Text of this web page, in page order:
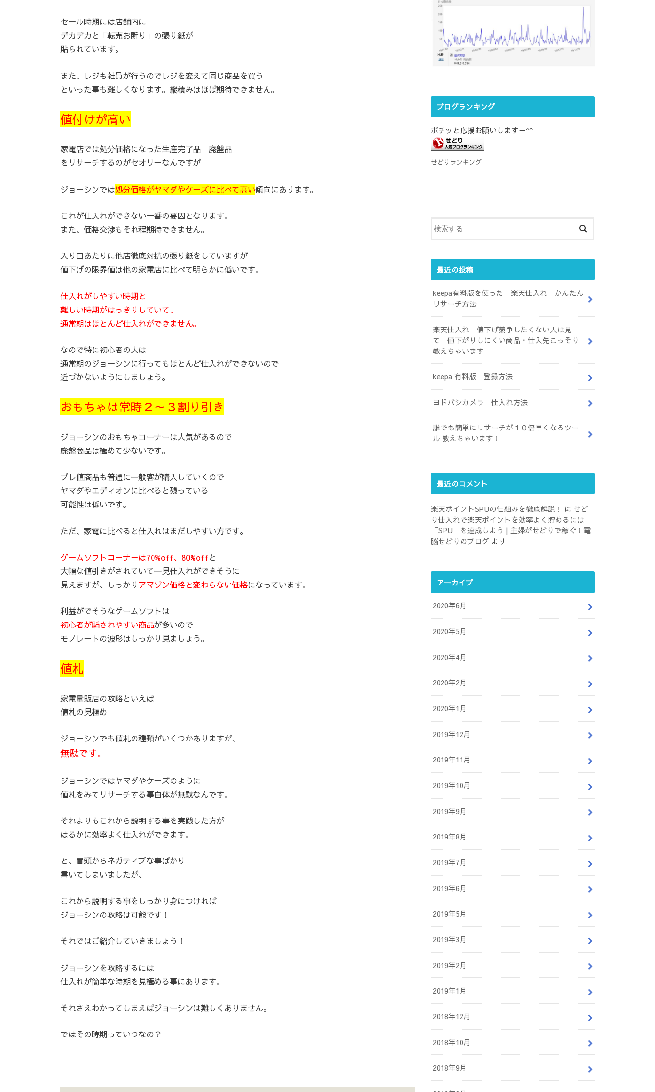
セール時期には店舗内に
デカデカと「転売お断り」の張り紙が
貼られています。
また、レジも社員が行うのでレジを変えて同じ商品を買う
といった事も難しくなります。縦積みはほぼ期待できません。
値付けが高い
家電店では処分価格になった生産完了品 廃盤品
をリサーチするのがセオリーなんですが
ジョーシンでは処分価格がヤマダやケーズに比べて高い傾向にあります。
これが仕入れができない一番の要因となります。
また、価格交渉もそれ程期待できません。
入り口あたりに他店徹底対抗の張り紙をしていますが
値下げの限界値は他の家電店に比べて明らかに低いです。
仕入れがしやすい時期と
難しい時期がはっきりしていて、
通常期はほとんど仕入れができません。
なので特に初心者の人は
通常期のジョーシンに行ってもほとんど仕入れができないので
近づかないようにしましょう。
おもちゃは常時２～３割り引き
ジョーシンのおもちゃコーナーは人気があるので
廃盤商品は極めて少ないです。
プレ値商品も普通に一般客が購入していくので
ヤマダやエディオンに比べると残っている
可能性は低いです。
ただ、家電に比べると仕入れはまだしやすい方です。
ゲームソフトコーナーは70%off、80%offと
大幅な値引きがされていて一見仕入れができそうに
見えますが、しっかり アマゾン価格と変わらない価格になっています。
利益がでそうなゲームソフトは
初心者が騙されやすい商品が多いので
モノレートの波形はしっかり見ましょう。
値札
家電量販店の攻略といえば
値札の見極め
ジョーシンでも値札の種類がいくつかありますが、
無駄です。
ジョーシンではヤマダやケーズのように
値札をみてリサーチする事自体が無駄なんです。
それよりもこれから説明する事を実践した方が
はるかに効率よく仕入れができます。
と、冒頭からネガティブな事ばかり
書いてしまいましたが、
これから説明する事をしっかり身につければ
ジョーシンの攻略は可能です！
それではご紹介していきましょう！
ジョーシンを攻略するには
仕入れが簡単な時期を見極める事にあります。
それさえわかってしまえばジョーシンは難しくありません。
ではその時期っていつなの？
ブログランキング
ポチッと応援お願いしますー^^
せどりランキング
最近の投稿
keepa有料版を使った 楽天仕入れ かんたん
リサーチ方法
楽天仕入れ 値下げ競争したくない人は見
て 値下がりしにくい商品・仕入先こっそり
教えちゃいます
keepa 有料版 登録方法
ヨドバシカメラ 仕入れ方法
誰でも簡単にリサーチが１０倍早くなるツー
ル 教えちゃいます！
最近のコメント
楽天ポイントSPUの仕組みを徹底解説！ に せど
り仕入れで楽天ポイントを効率よく貯めるには
「SPU」を達成しよう | 主婦がせどりで稼ぐ！電
脳せどりのブログ より
アーカイブ
2020年6月
2020年5月
2020年4月
2020年2月
2020年1月
2019年12月
2019年11月
2019年10月
2019年9月
2019年8月
2019年7月
2019年6月
2019年5月
2019年3月
2019年2月
2019年1月
2018年12月
2018年10月
2018年9月